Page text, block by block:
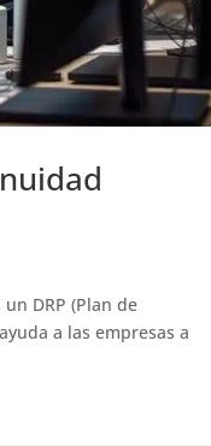
DRP (Plan de
a las empresas a